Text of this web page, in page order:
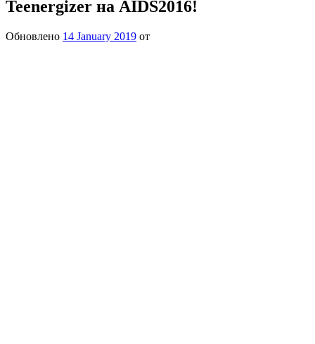
Teenergizer на AIDS2016!
Обновлено 14 January 2019 от